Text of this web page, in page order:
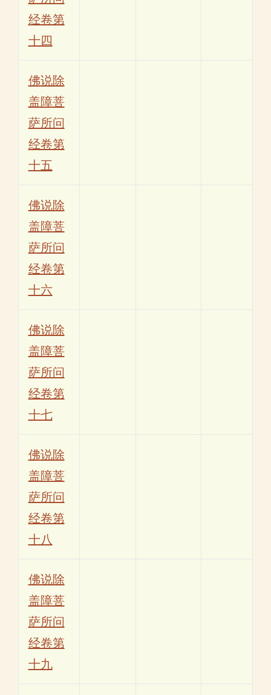
经卷第
十四
佛说除
盖障菩
萨所问
经卷第
十五
佛说除
盖障菩
萨所问
经卷第
十六
佛说除
盖障菩
萨所问
经卷第
十七
佛说除
盖障菩
萨所问
经卷第
十八
佛说除
盖障菩
萨所问
经卷第
十九